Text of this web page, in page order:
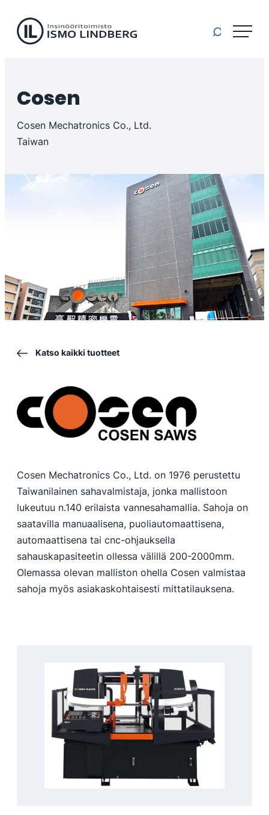
Siirry
suoraan
sisältöön
Lindberg
Oy
Cosen
Cosen Mechatronics Co., Ltd.
Taiwan
Katso kaikki tuotteet
Cosen Mechatronics Co., Ltd. on 1976 perustettu
Taiwanilainen sahavalmistaja, jonka mallistoon
lukeutuu n.140 erilaista vannesahamallia. Sahoja on
saatavilla manuaalisena, puoliautomaattisena,
automaattisena tai cnc-ohjauksella
sahauskapasiteetin ollessa välillä 200-2000mm.
Olemassa olevan malliston ohella Cosen valmistaa
sahoja myös asiakaskohtaisesti mittatilauksena.